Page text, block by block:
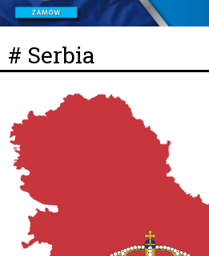
# Serbia